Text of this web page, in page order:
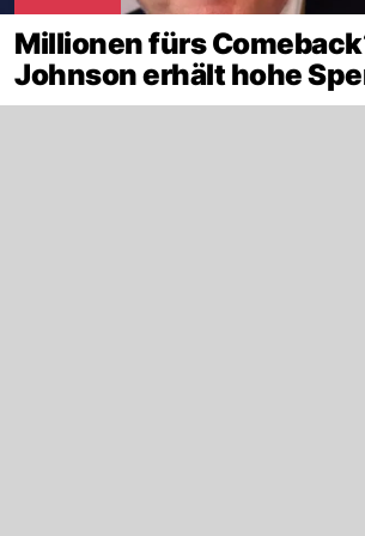
Millionen fürs
Johnson erhält hohe